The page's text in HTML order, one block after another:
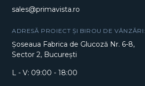
sales@primavista.ro
ADRESĂ PROIECT ȘI BIROU DE VÂNZĂRI:
Șoseaua Fabrica de Glucoză Nr. 6-8,
Sector 2, București
L - V: 09:00 - 18:00